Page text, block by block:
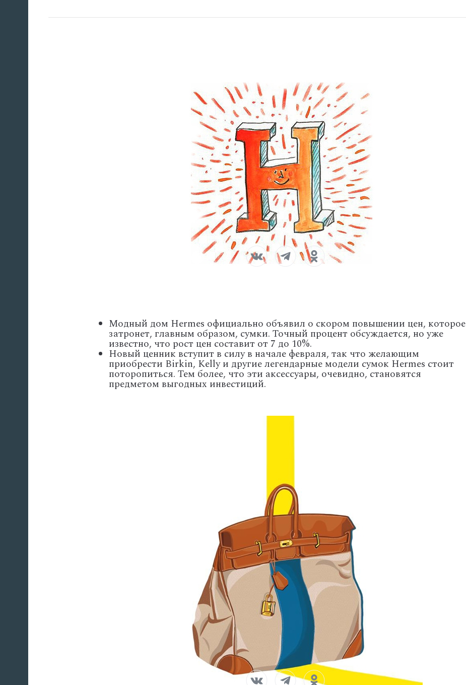
Модный дом Hermes официально объявил о скором повышении цен, которое
затронет, главным образом, сумки. Точный процент обсуждается, но уже
известно, что рост цен составит от 7 до 10%.
Новый ценник вступит в силу в начале февраля, так что желающим
приобрести Birkin, Kelly и другие легендарные модели сумок Hermes стоит
поторопиться. Тем более, что эти аксессуары, очевидно, становятся
предметом выгодных инвестиций.